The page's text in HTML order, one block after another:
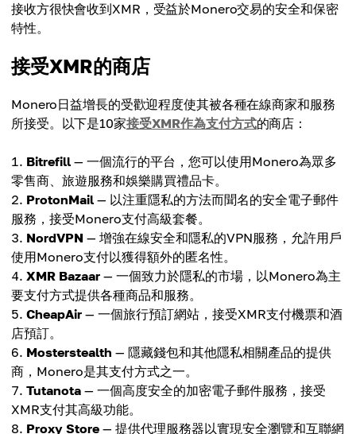
接收方很快會收到XMR，受益於Monero交易的安全和保密
特性。
接受XMR的商店
Monero日益增長的受歡迎程度使其被各種在線商家和服務
所接受。以下是10家接受XMR作為支付方式的商店：
Bitrefill — 一個流行的平台，您可以使用Monero為眾多
零售商、旅遊服務和娛樂購買禮品卡。
ProtonMail — 以注重隱私的方法而聞名的安全電子郵件
服務，接受Monero支付高級套餐。
NordVPN — 增強在線安全和隱私的VPN服務，允許用戶
使用Monero支付以獲得額外的匿名性。
XMR Bazaar — 一個致力於隱私的市場，以Monero為主
要支付方式提供各種商品和服務。
CheapAir — 一個旅行預訂網站，接受XMR支付機票和酒
店預訂。
Mosterstealth — 隱藏錢包和其他隱私相關產品的提供
商，Monero是其支付方式之一。
Tutanota — 一個高度安全的加密電子郵件服務，接受
XMR支付其高級功能。
Proxy Store — 提供代理服務器以實現安全瀏覽和互聯網